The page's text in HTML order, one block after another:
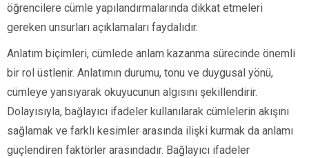
öğrencilere cümle yapılandırmalarında dikkat etmeleri
gereken unsurları açıklamaları faydalıdır.
Anlatım biçimleri, cümlede anlam kazanma sürecinde önemli
bir rol üstlenir. Anlatımın durumu, tonu ve duygusal yönü,
cümleye yansıyarak okuyucunun algısını şekillendirir.
Dolayısıyla, bağlayıcı ifadeler kullanılarak cümlelerin akışını
sağlamak ve farklı kesimler arasında ilişki kurmak da anlamı
güçlendiren faktörler arasındadır. Bağlayıcı ifadeler